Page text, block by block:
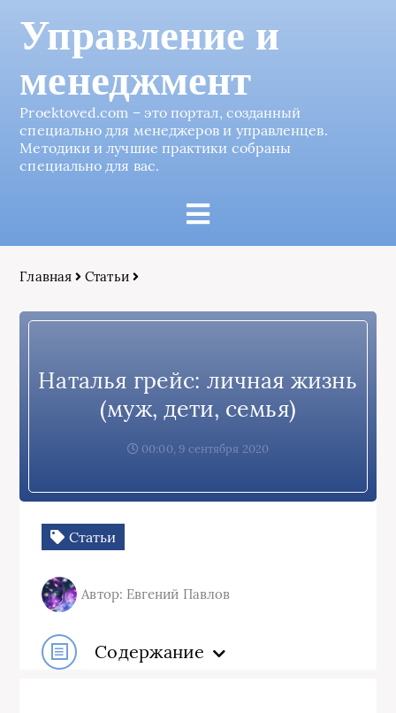
Управление и
менеджмент
Proektoved.com – это портал, созданный
специально для менеджеров и управленцев.
Методики и лучшие практики собраны
специально для вас.
Главная Статьи
Наталья грейс: личная жизнь
(муж, дети, семья)
00:00, 9 сентября 2020
Статьи
Автор: Евгений Павлов
Содержание